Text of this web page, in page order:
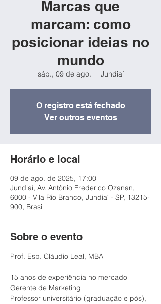
Marcas que
marcam: como
posicionar ideias no
mundo
sáb., 09 de ago.
  |
Jundiaí
O registro está fechado
Ver outros eventos
Horário e local
09 de ago. de 2025, 17:00
Jundiaí, Av. Antônio Frederico Ozanan,
6000 - Vila Rio Branco, Jundiaí - SP, 13215-
900, Brasil
Sobre o evento
Prof. Esp. Cláudio Leal, MBA
15 anos de experiência no mercado
Gerente de Marketing
Professor universitário (graduação e pós),